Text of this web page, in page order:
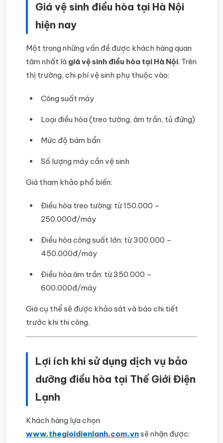
Giá vệ sinh điều hòa tại Hà Nội
hiện nay
Một trong những vấn đề được khách hàng quan
tâm nhất là giá vệ sinh điều hòa tại Hà Nội. Trên
thị trường, chi phí vệ sinh phụ thuộc vào:
Công suất máy
Loại điều hòa (treo tường, âm trần, tủ đứng)
Mức độ bám bẩn
Số lượng máy cần vệ sinh
Giá tham khảo phổ biến:
Điều hòa treo tường: từ 150.000 –
250.000đ/máy
Điều hòa công suất lớn: từ 300.000 –
450.000đ/máy
Điều hòa âm trần: từ 350.000 –
600.000đ/máy
Giá cụ thể sẽ được khảo sát và báo chi tiết
trước khi thi công.
Lợi ích khi sử dụng dịch vụ bảo
dưỡng điều hòa tại Thế Giới Điện
Lạnh
Khách hàng lựa chọn
www.thegioidienlanh.com.vnsẽ nhận được: